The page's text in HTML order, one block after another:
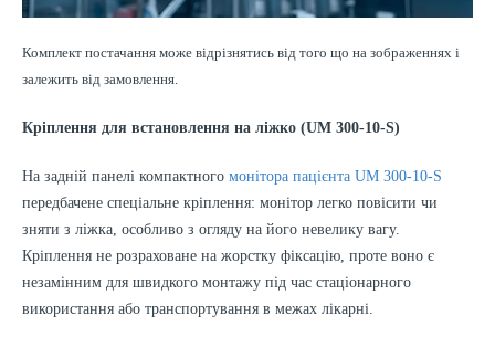
Комплект постачання може відрізнятись від того що на зображеннях і
залежить від замовлення.
Кріплення для встановлення на ліжко (UM 300-10-S)
На задній панелі компактного монітора пацієнта UM 300-10-S
передбачене спеціальне кріплення: монітор легко повісити чи
зняти з ліжка, особливо з огляду на його невелику вагу.
Кріплення не розраховане на жорстку фіксацію, проте воно є
незамінним для швидкого монтажу під час стаціонарного
використання або транспортування в межах лікарні.